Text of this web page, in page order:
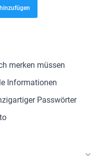
merken müssen
Informationen
Passwörter